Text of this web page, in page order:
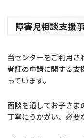
障害児相談支援
当センターをご利用さ
者証の申請に関する支
っています。
面談を通してお子さま
丁寧にうかがい、必要